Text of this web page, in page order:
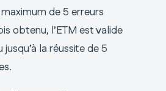
de 5 erreurs
obtenu, l’ETM est valide
la réussite de 5